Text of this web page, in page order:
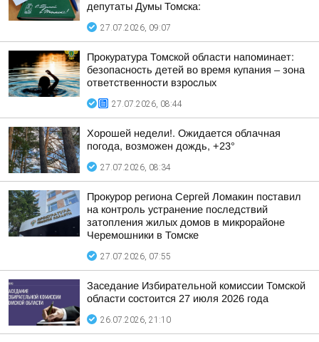
депутаты Думы Томска:
27.07.2026, 09:07
Прокуратура Томской области напоминает:
безопасность детей во время купания – зона
ответственности взрослых
27.07.2026, 08:44
Хорошей недели!. Ожидается облачная
погода, возможен дождь, +23°
27.07.2026, 08:34
Прокурор региона Сергей Ломакин поставил
на контроль устранение последствий
затопления жилых домов в микрорайоне
Черемошники в Томске
27.07.2026, 07:55
Заседание Избирательной комиссии Томской
области состоится 27 июля 2026 года
26.07.2026, 21:10